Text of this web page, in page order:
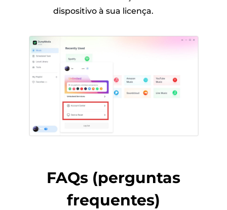
dispositivo à sua licença.
FAQs (perguntas
frequentes)